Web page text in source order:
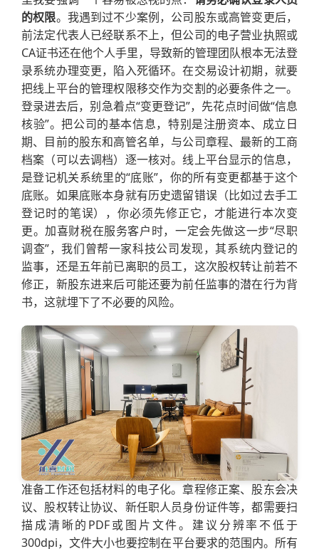
的权限。我遇到过不少案例，公司股东或高管变更后，
前法定代表人已经联系不上，但公司的电子营业执照或
CA证书还在他个人手里，导致新的管理团队根本无法登
录系统办理变更，陷入死循环。在交易设计初期，就要
把线上平台的管理权限移交作为交割的必要条件之一。
登录进去后，别急着点“变更登记”，先花点时间做“信息
核验”。把公司的基本信息，特别是注册资本、成立日
期、目前的股东和高管名单，与公司章程、最新的工商
档案（可以去调档）逐一核对。线上平台显示的信息，
是登记机关系统里的“底账”，你的所有变更都基于这个
底账。如果底账本身就有历史遗留错误（比如过去手工
登记时的笔误），你必须先修正它，才能进行本次变
更。加喜财税在服务客户时，一定会先做这一步“尽职
调查”，我们曾帮一家科技公司发现，其系统内登记的
监事，还是五年前已离职的员工，这次股权转让前若不
修正，新股东进来后可能还要为前任监事的潜在行为背
书，这就埋下了不必要的风险。
准备工作还包括材料的电子化。章程修正案、股东会决
议、股权转让协议、新任职人员身份证件等，都需要扫
描成清晰的PDF或图片文件。建议分辨率不低于
300dpi，文件大小也要控制在平台要求的范围内。所有